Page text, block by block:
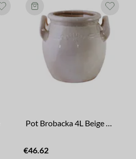
Pot Brobacka 4L Beige High
€46.62